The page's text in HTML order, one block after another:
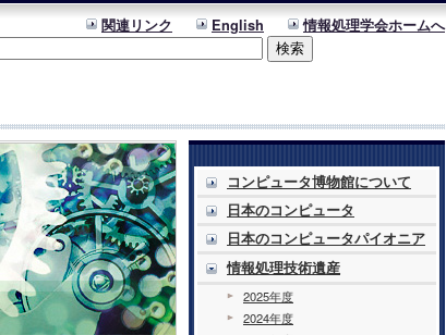
関連リンク English 情報処理学会ホームへ
コンピュータ博物館について
日本のコンピュータ
日本のコンピュータパイオニア
情報処理技術遺産
2025年度
2024年度